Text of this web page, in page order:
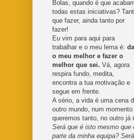
Bolas, quando é que
todas estas iniciativas?
que fazer, ainda tanto por
fazer!
Eu vim para aqui para
trabalhar e o meu lema é:
o meu melhor e fazer o
melhor que sei. Vá, agora
respira fundo, medita,
encontra a tua motivação e
segue em frente.
A sério, a vida é uma cena
outro mundo, num momento
queremos tanto, no outro já
Será que é isto mesmo que
parte da minha equipa?